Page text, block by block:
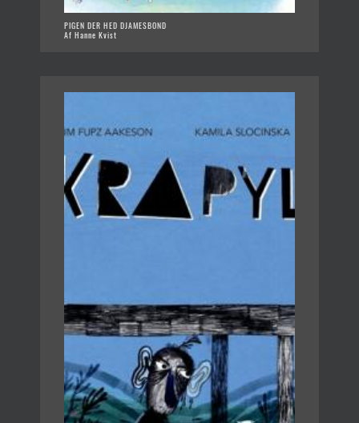
PIGEN DER HED DJAMESBOND
Af Hanne Kvist